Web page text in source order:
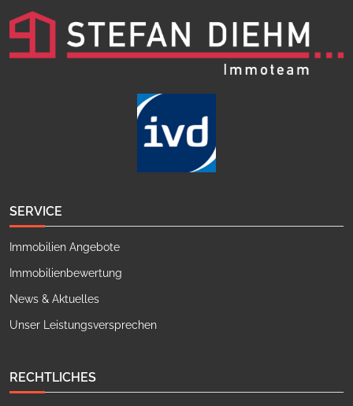
SERVICE
Immobilien Angebote
Immobilienbewertung
News & Aktuelles
Unser Leistungsversprechen
RECHTLICHES